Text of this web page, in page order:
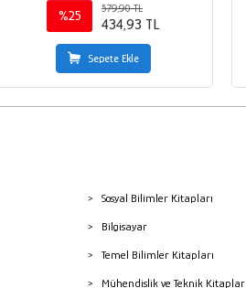
%25
579,90 TL
434,93 TL
Sepete Ekle
Sosyal Bilimler Kitapları
Bilgisayar
Temel Bilimler Kitapları
Mühendislik ve Teknik Kitaplar